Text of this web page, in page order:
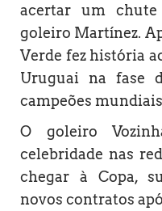
acertar um
goleiro Martínez.
Verde fez história
Uruguai na fase
campeões
O goleiro
celebridade nas
chegar à Copa,
novos contratos